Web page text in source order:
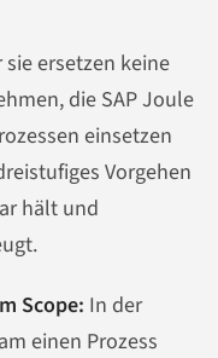
ersetzen keine
die SAP Joule
einsetzen
Vorgehen
hält und
Scope: In der
einen Prozess